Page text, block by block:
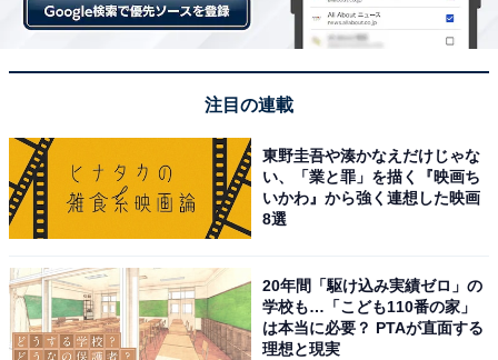
注目の連載
東野圭吾や湊かなえだけじゃな
い、「業と罪」を描く『映画ち
いかわ』から強く連想した映画
8選
20年間「駆け込み実績ゼロ」の
学校も…「こども110番の家」
は本当に必要？ PTAが直面する
理想と現実